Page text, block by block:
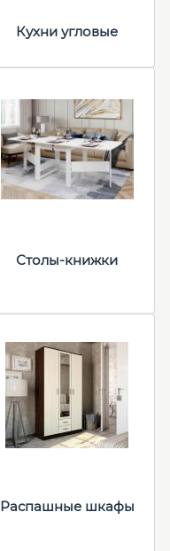
Кухни угловые
Столы-книжки
Распашные шкафы